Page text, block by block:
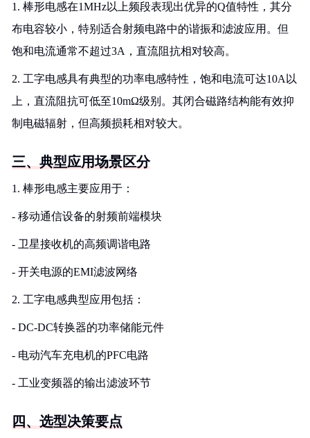
1. 棒形电感在1MHz以上频段表现出优异的Q值特性，其分
布电容较小，特别适合射频电路中的谐振和滤波应用。但
饱和电流通常不超过3A，直流阻抗相对较高。
2. 工字电感具有典型的功率电感特性，饱和电流可达10A以
上，直流阻抗可低至10mΩ级别。其闭合磁路结构能有效抑
制电磁辐射，但高频损耗相对较大。
三、典型应用场景区分
1. 棒形电感主要应用于：
- 移动通信设备的射频前端模块
- 卫星接收机的高频调谐电路
- 开关电源的EMI滤波网络
2. 工字电感典型应用包括：
- DC-DC转换器的功率储能元件
- 电动汽车充电机的PFC电路
- 工业变频器的输出滤波环节
四、选型决策要点